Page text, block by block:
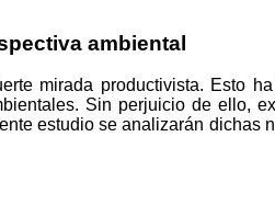
ambiental
mirada productivista. Esto
Sin perjuicio de ello,
estudio se analizarán dichas